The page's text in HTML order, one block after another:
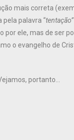
mais correta
pela palavra “tentação”
por ele, mas de ser
o evangelho de
portanto…